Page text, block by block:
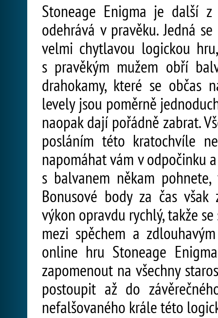
Stoneage Enigma je další
odehrává v pravěku. Jedná
velmi chytlavou logickou
s pravěkým mužem obří
drahokamy, které se občas
levely jsou poměrně
naopak dají pořádně zabrat.
posláním této kratochvíle
napomáhat vám v odpočinku
s balvanem někam
Bonusové body za čas
výkon opravdu rychlý, takže
mezi spěchem a
online hru Stoneage
zapomenout na všechny
postoupit až do
nefalšovaného krále této